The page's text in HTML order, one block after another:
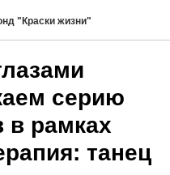
"Краски жизни"
серию
в рамках
танец